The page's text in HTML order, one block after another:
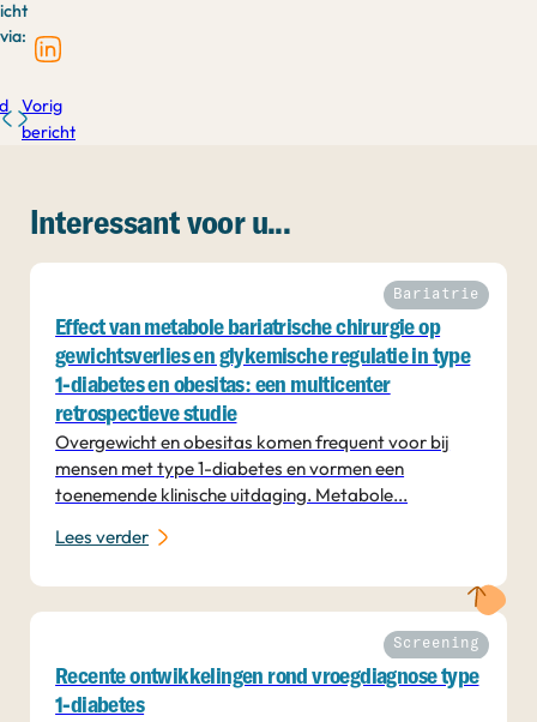
icht
via:
Vorig
bericht
Interessant voor u...
Bariatrie
Effect van metabole bariatrische chirurgie op
gewichtsverlies en glykemische regulatie in type
1-diabetes en obesitas: een multicenter
retrospectieve studie
Overgewicht en obesitas komen frequent voor bij
mensen met type 1-diabetes en vormen een
toenemende klinische uitdaging. Metabole...
Lees verder
Screening
Recente ontwikkelingen rond vroegdiagnose type
1-diabetes